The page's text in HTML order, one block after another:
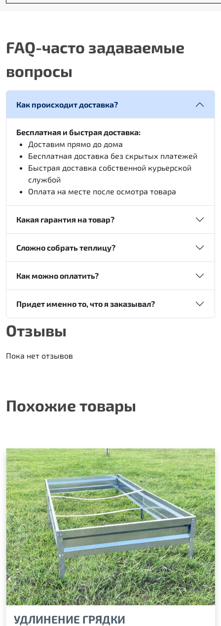
FAQ-часто задаваемые
вопросы
Как происходит доставка?
Бесплатная и быстрая доставка:
Доставим прямо до дома
Бесплатная доставка без скрытых платежей
Быстрая доставка собственной курьерской
службой
Оплата на месте после осмотра товара
Какая гарантия на товар?
Сложно собрать теплицу?
Как можно оплатить?
Придет именно то, что я заказывал?
Отзывы
Пока нет отзывов
Похожие товары
УДЛИНЕНИЕ ГРЯДКИ